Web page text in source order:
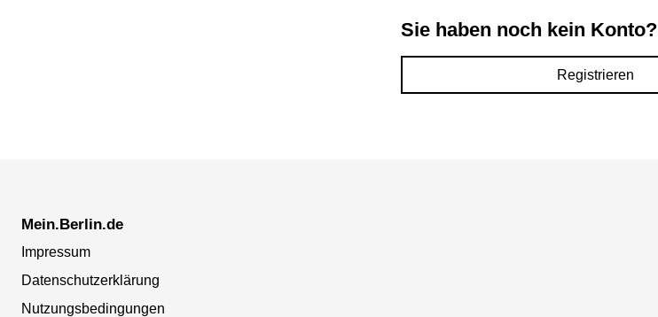
Sie haben noch kein Konto?
Registrieren
Mein.Berlin.de
Impressum
Datenschutzerklärung
Nutzungsbedingungen